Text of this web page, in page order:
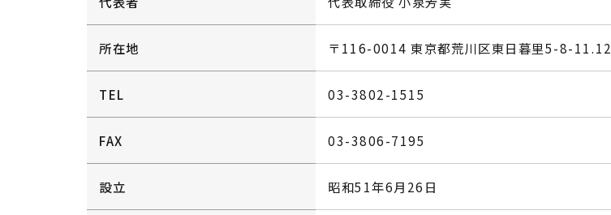
所在地 〒116-0014 東京都荒川区東日暮里5-8-11.12
TEL 03-3802-1515
FAX 03-3806-7195
設立 昭和51年6月26日